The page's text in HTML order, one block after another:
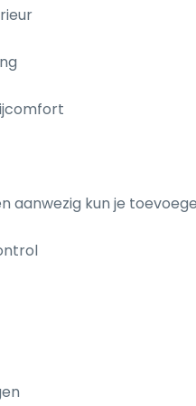
aanwezig kun je